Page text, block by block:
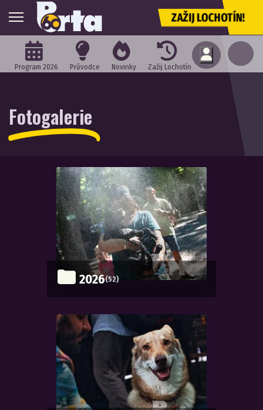
ZAŽIJ LOCHOTÍN!
Program 2026 Průvodce Novinky Zažij Lochotín
Fotogalerie
2026(52)